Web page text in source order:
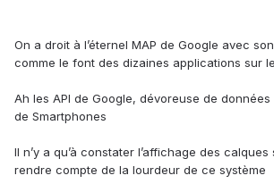
On a droit à l’éternel MAP de Google avec
comme le font des dizaines applications sur
Ah les API de Google, dévoreuse de
de Smartphones
Il n’y a qu’à constater l’affichage des
rendre compte de la lourdeur de ce système